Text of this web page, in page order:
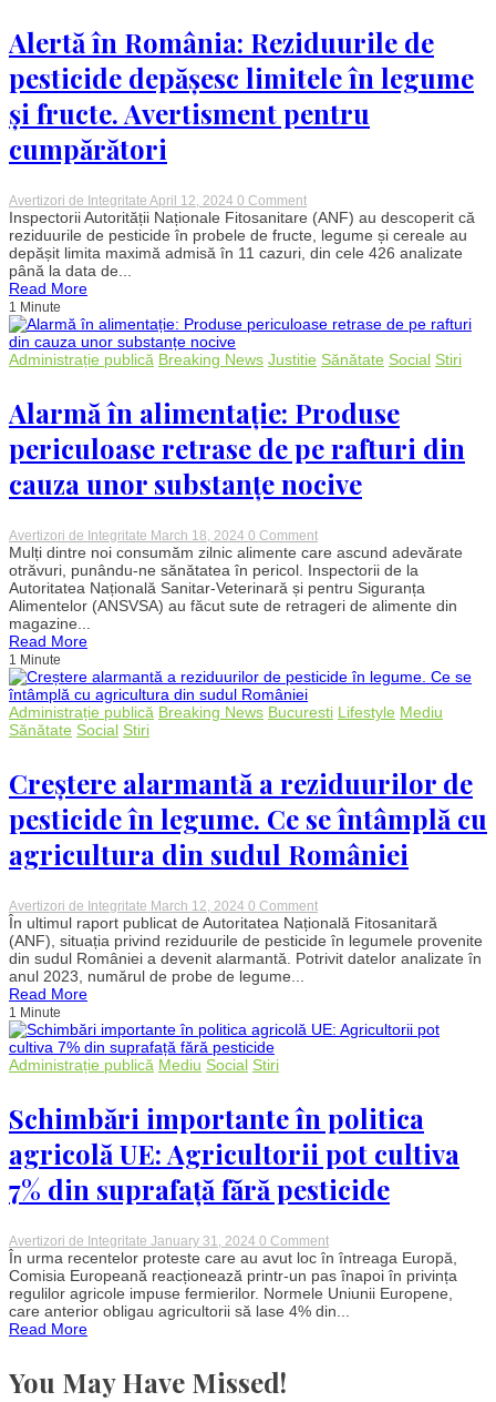
Alertă în România: Reziduurile de
pesticide depășesc limitele în legume
și fructe. Avertisment pentru
cumpărători
Avertizori de Integritate April 12, 2024 0 Commenton
Alertă
în
România:
Reziduurile
limitele
legume
și
Avertisment
pentru
cumpărători
Inspectorii Autorității Naționale Fitosanitare (ANF) au descoperit că
reziduurile de pesticide în probele de fructe, legume și cereale au
depășit limita maximă admisă în 11 cazuri, din cele 426 analizate
până la data de...
Read More
1 Minute
Administrație publică Breaking News Justitie Sănătate Social Stiri
Alarmă în alimentație: Produse
periculoase retrase de pe rafturi din
cauza unor substanțe nocive
Avertizori de Integritate March 18, 2024 0 Commenton
Alarmă
în
alimentație:
Produse
periculoase
rafturi
cauza
unor
Mulți dintre noi consumăm zilnic alimente care ascund adevărate
otrăvuri, punându-ne sănătatea în pericol. Inspectorii de la
Autoritatea Națională Sanitar-Veterinară și pentru Siguranța
Alimentelor (ANSVSA) au făcut sute de retrageri de alimente din
magazine...
Read More
1 Minute
Administrație publică Breaking News Bucuresti Lifestyle Mediu
Sănătate Social Stiri
Creștere alarmantă a reziduurilor de
pesticide în legume. Ce se întâmplă cu
agricultura din sudul României
Avertizori de Integritate March 12, 2024 0 Commenton
Creștere
alarmantă
a
reziduurilor
legume.
agricultura
din
sudul
României
În ultimul raport publicat de Autoritatea Națională Fitosanitară
(ANF), situația privind reziduurile de pesticide în legumele provenite
din sudul României a devenit alarmantă. Potrivit datelor analizate în
anul 2023, numărul de probe de legume...
Read More
1 Minute
Administrație publică Mediu Social Stiri
Schimbări importante în politica
agricolă UE: Agricultorii pot cultiva
7% din suprafață fără pesticide
Avertizori de Integritate January 31, 2024 0 Commenton
Schimbări
importante
în
politica
agricolă
În urma recentelor proteste care au avut loc în întreaga Europă,
Comisia Europeană reacționează printr-un pas înapoi în privința
regulilor agricole impuse fermierilor. Normele Uniunii Europene,
care anterior obligau agricultorii să lase 4% din...
Read More
You May Have Missed!